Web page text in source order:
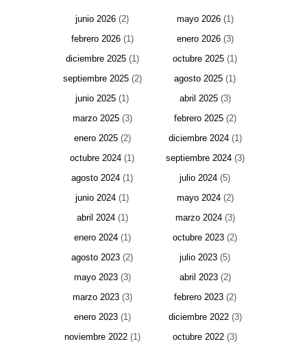
junio 2026 (2) mayo 2026(1)
febrero 2026(1) enero 2026(3)
diciembre 2025(1) octubre 2025 (1)
septiembre 2025(2) agosto 2025 (1)
junio 2025 (1) abril 2025(3)
marzo 2025(3) febrero 2025(2)
enero 2025(2) diciembre 2024(1)
octubre 2024 (1) septiembre 2024(3)
agosto 2024 (1) julio 2024 (5)
junio 2024 (1) mayo 2024(2)
abril 2024(1) marzo 2024(3)
enero 2024(1) octubre 2023 (2)
agosto 2023 (2) julio 2023 (5)
mayo 2023(3) abril 2023(2)
marzo 2023(3) febrero 2023(2)
enero 2023(1) diciembre 2022(3)
noviembre 2022(1) octubre 2022 (3)